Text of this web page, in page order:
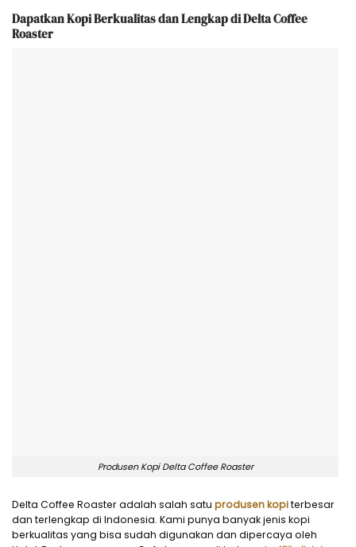
Dapatkan Kopi Berkualitas dan Lengkap di Delta Coffee
Roaster
Produsen Kopi Delta Coffee Roaster
Delta Coffee Roaster adalah salah satu produsen kopiterbesar
dan terlengkap di Indonesia. Kami punya banyak jenis kopi
berkualitas yang bisa sudah digunakan dan dipercaya oleh